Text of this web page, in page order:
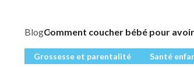
BlogComment coucher bébé pour
Grossesse et parentalité Santé